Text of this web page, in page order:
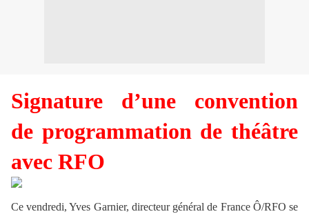
Signature d’une convention
de programmation de théâtre
avec RFO
Ce vendredi, Yves Garnier, directeur général de France Ô/RFO se